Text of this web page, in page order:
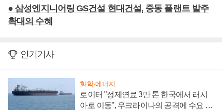
● 삼성엔지니어링 GS건설 현대건설, 중동 플랜트 발주
확대의 수혜
인기기사
화학·에너지
로이터 "정제연료 3만 톤 한국에서 러시
아로 이동", 우크라이나의 공격에 수요 늘